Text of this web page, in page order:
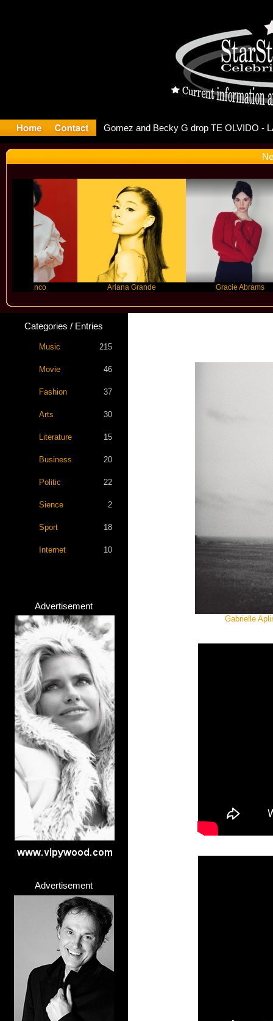
Ariana Grande Gracie Abrams
Categories / Entries
Music 215
Movie 46
Fashion 37
Arts 30
Literature 15
Business 20
Politic 22
Sience 2
Sport 18
Internet 10
Advertisement
Advertisement
Gabrielle